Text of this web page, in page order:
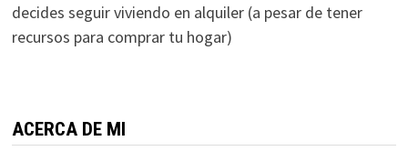
decides seguir viviendo en alquiler (a pesar de tener
recursos para comprar tu hogar)
ACERCA DE MI
opcionales.
Son
web.